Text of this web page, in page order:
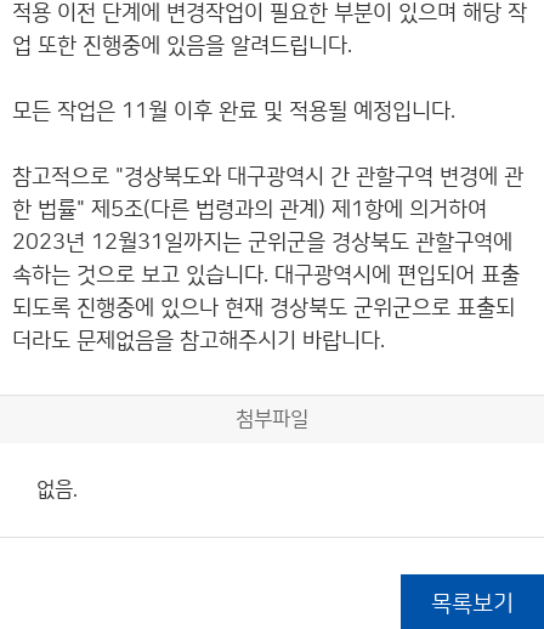
적용 이전 단계에 변경작업이 필요한 부분이 있으며 해당 작
업 또한 진행중에 있음을 알려드립니다.
모든 작업은 11월 이후 완료 및 적용될 예정입니다.
참고적으로 "경상북도와 대구광역시 간 관할구역 변경에 관
한 법률" 제5조(다른 법령과의 관계) 제1항에 의거하여
2023년 12월31일까지는 군위군을 경상북도 관할구역에
속하는 것으로 보고 있습니다. 대구광역시에 편입되어 표출
되도록 진행중에 있으나 현재 경상북도 군위군으로 표출되
더라도 문제없음을 참고해주시기 바랍니다.
첨부파일
없음.
목록보기